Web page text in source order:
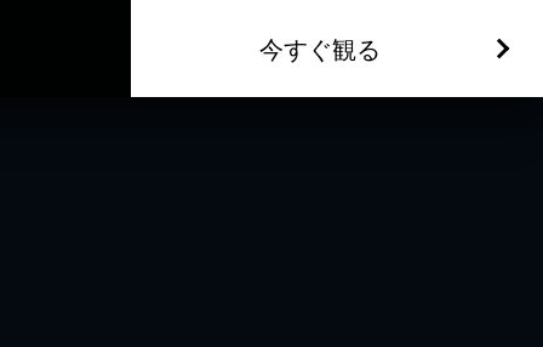
今すぐ観る